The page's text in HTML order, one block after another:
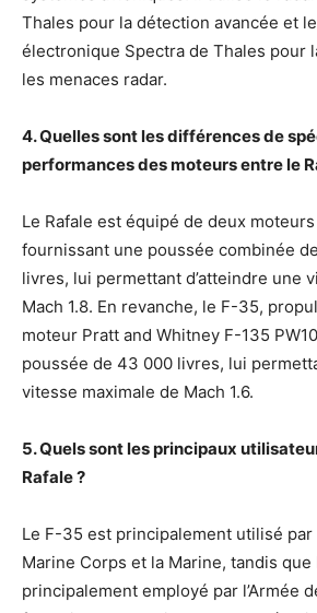
Thales pour la détection avancée et
électronique Spectra de Thales pour
les menaces radar.
4. Quelles sont les différences de
performances des moteurs entre le
Le Rafale est équipé de deux
fournissant une poussée combinée
livres, lui permettant d’atteindre une
Mach 1.8. En revanche, le F-35,
moteur Pratt and Whitney F-135
poussée de 43 000 livres, lui
vitesse maximale de Mach 1.6.
5. Quels sont les principaux
Rafale ?
Le F-35 est principalement utilisé par
Marine Corps et la Marine, tandis que
principalement employé par l’Armée